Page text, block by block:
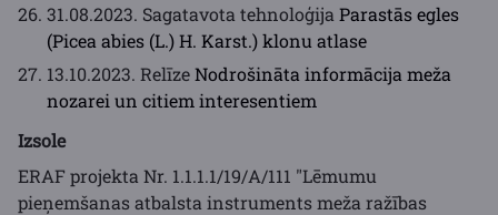
31.08.2023. Sagatavota tehnoloģija Parastās egles
(Picea abies (L.) H. Karst.) klonu atlase
13.10.2023. RelīzeNodrošināta informācija meža
nozarei un citiem interesentiem
Izsole
ERAF projekta Nr. 1.1.1.1/19/A/111 "Lēmumu
pieņemšanas atbalsta instruments meža ražības